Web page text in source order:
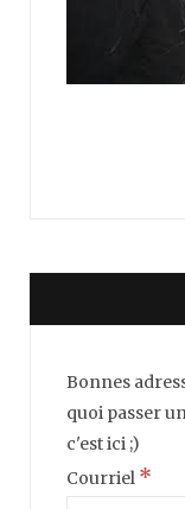
Bonnes
quoi passer
c'est ici ;)
Courriel *